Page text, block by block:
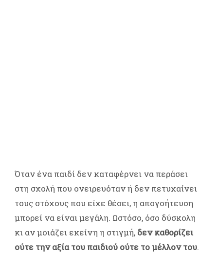
Όταν ένα παιδί δεν καταφέρνει να περάσει
στη σχολή που ονειρευόταν ή δεν πετυχαίνει
τους στόχους που είχε θέσει, η απογοήτευση
μπορεί να είναι μεγάλη. Ωστόσο, όσο δύσκολη
κι αν μοιάζει εκείνη η στιγμή, δεν καθορίζει
ούτε την αξία του παιδιού ούτε το μέλλον του.